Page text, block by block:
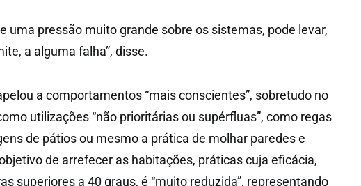
uma pressão muito grande sobre os sistemas, pode levar,
a alguma falha”, disse.
a comportamentos “mais conscientes”, sobretudo no
utilizações “não prioritárias ou supérfluas”, como regas
de pátios ou mesmo a prática de molhar paredes e
de arrefecer as habitações, práticas cuja eficácia,
superiores a 40 graus, é “muito reduzida”, representando